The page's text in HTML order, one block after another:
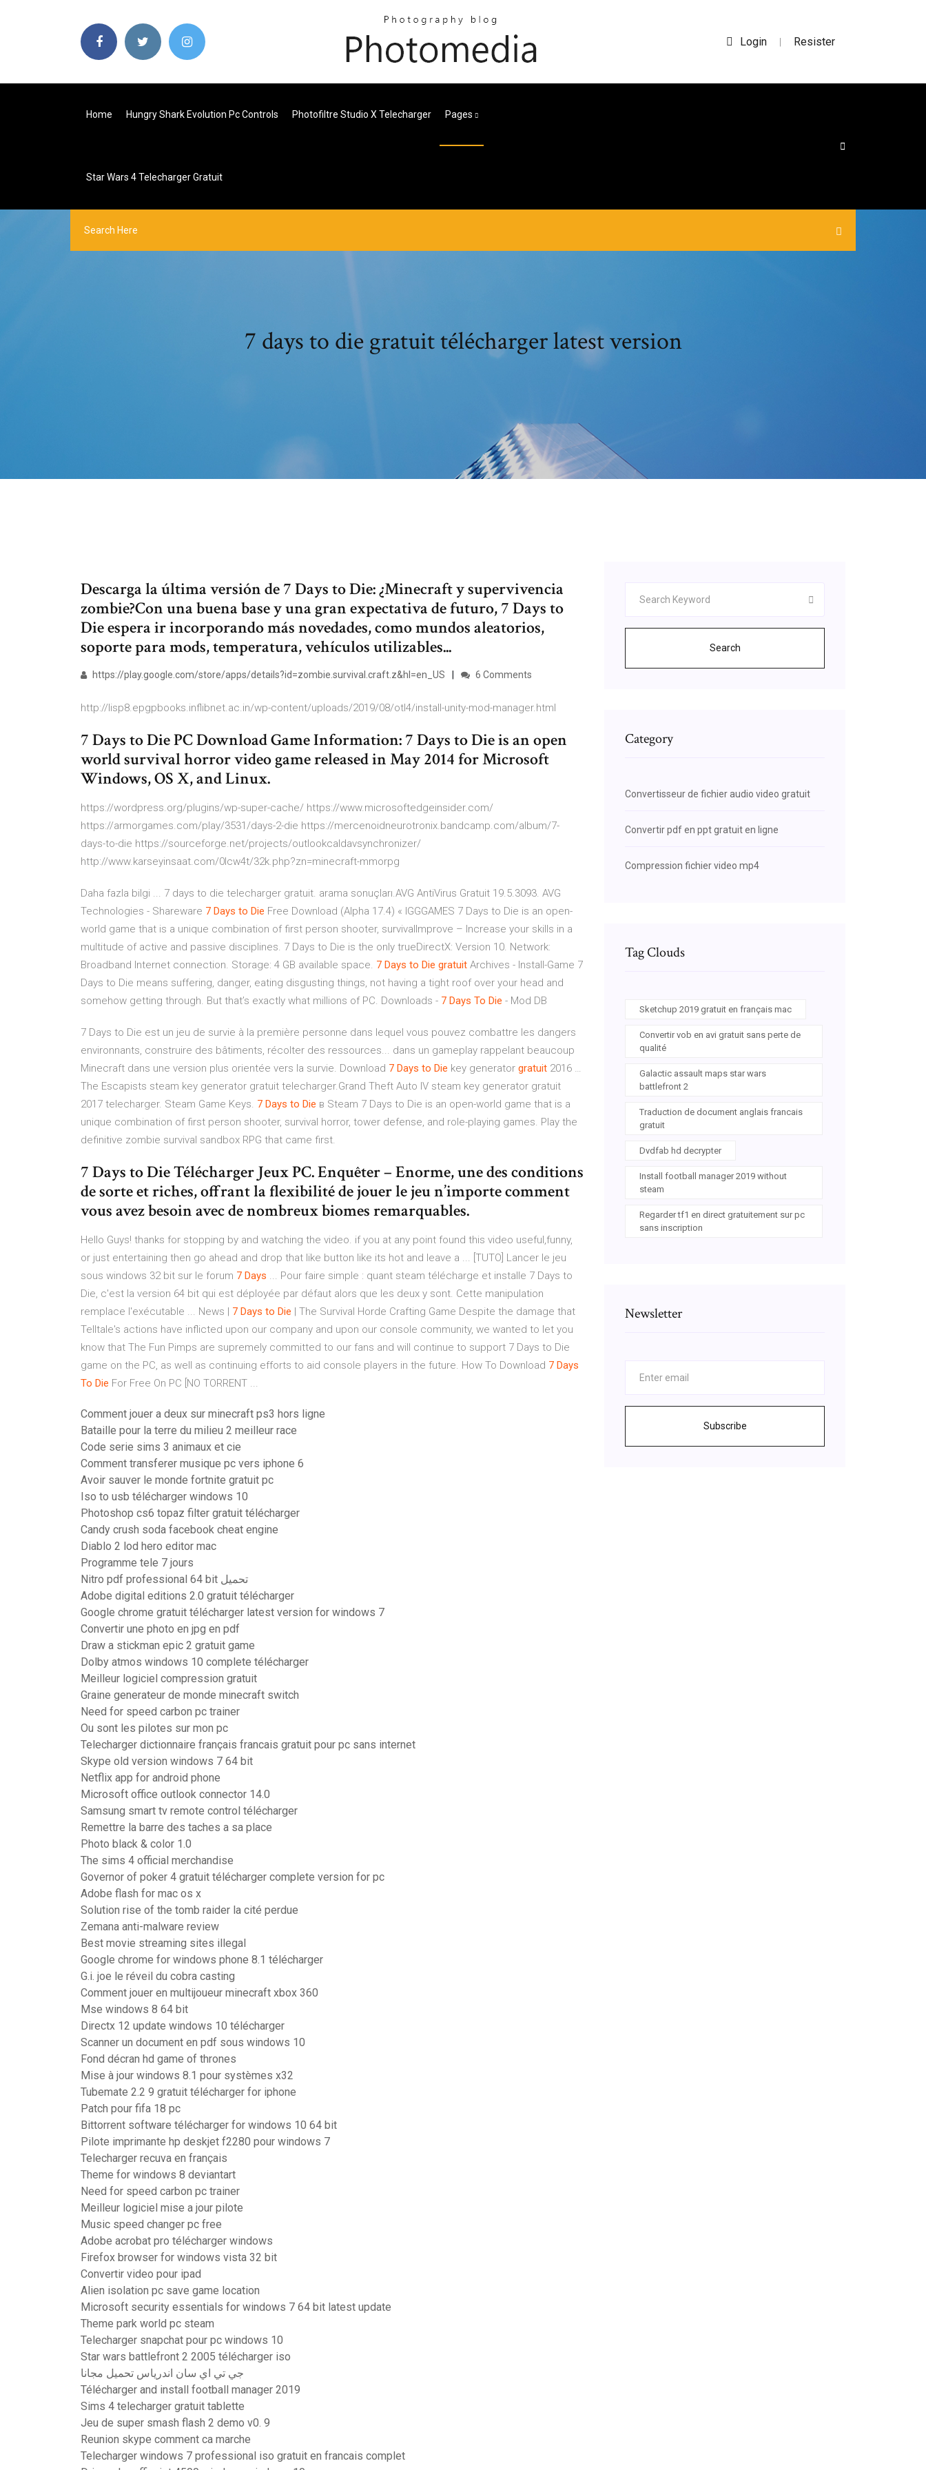
Login | Resister
Home Hungry Shark Evolution Pc Controls Photofiltre Studio X Telecharger Pages
Star Wars 4 Telecharger Gratuit
7 days to die gratuit télécharger latest version
Descarga la última versión de 7 Days to Die: ¿Minecraft y supervivencia
zombie?Con una buena base y una gran expectativa de futuro, 7 Days to
Die espera ir incorporando más novedades, como mundos aleatorios,
soporte para mods, temperatura, vehículos utilizables...
https://play.google.com/store/apps/details?id=zombie.survival.craft.z&hl=en_US 6 Comments
http://lisp8.epgpbooks.inflibnet.ac.in/wp-content/uploads/2019/08/otl4/install-unity-mod-manager.html
7 Days to Die PC Download Game Information: 7 Days to Die is an open
world survival horror video game released in May 2014 for Microsoft
Windows, OS X, and Linux.
https://wordpress.org/plugins/wp-super-cache/ https://www.microsoftedgeinsider.com/
https://armorgames.com/play/3531/days-2-die https://mercenoidneurotronix.bandcamp.com/album/7-
days-to-die https://sourceforge.net/projects/outlookcaldavsynchronizer/
http://www.karseyinsaat.com/0lcw4t/32k.php?zn=minecraft-mmorpg
Daha fazla bilgi ... 7 days to die telecharger gratuit. arama sonuçları.AVG AntiVirus Gratuit 19.5.3093. AVG
Technologies - Shareware 7 Days to Die Free Download (Alpha 17.4) « IGGGAMES 7 Days to Die is an open-
world game that is a unique combination of first person shooter, survivalImprove – Increase your skills in a
multitude of active and passive disciplines. 7 Days to Die is the only trueDirectX: Version 10. Network:
Broadband Internet connection. Storage: 4 GB available space. 7 Days to Die gratuit Archives - Install-Game 7
Days to Die means suffering, danger, eating disgusting things, not having a tight roof over your head and
somehow getting through. But that’s exactly what millions of PC. Downloads - 7 Days To Die - Mod DB
7 Days to Die est un jeu de survie à la première personne dans lequel vous pouvez combattre les dangers
environnants, construire des bâtiments, récolter des ressources... dans un gameplay rappelant beaucoup
Minecraft dans une version plus orientée vers la survie. Download 7 Days to Die key generator gratuit 2016 …
The Escapists steam key generator gratuit telecharger.Grand Theft Auto IV steam key generator gratuit
2017 telecharger. Steam Game Keys. 7 Days to Die в Steam 7 Days to Die is an open-world game that is a
unique combination of first person shooter, survival horror, tower defense, and role-playing games. Play the
definitive zombie survival sandbox RPG that came first.
7 Days to Die Télécharger Jeux PC. Enquêter – Enorme, une des conditions
de sorte et riches, offrant la flexibilité de jouer le jeu n’importe comment
vous avez besoin avec de nombreux biomes remarquables.
Hello Guys! thanks for stopping by and watching the video. if you at any point found this video useful,funny,
or just entertaining then go ahead and drop that like button like its hot and leave a ... [TUTO] Lancer le jeu
sous windows 32 bit sur le forum 7 Days ... Pour faire simple : quant steam télécharge et installe 7 Days to
Die, c'est la version 64 bit qui est déployée par défaut alors que les deux y sont. Cette manipulation
remplace l'exécutable ... News | 7 Days to Die | The Survival Horde Crafting Game Despite the damage that
Telltale's actions have inflicted upon our company and upon our console community, we wanted to let you
know that The Fun Pimps are supremely committed to our fans and will continue to support 7 Days to Die
game on the PC, as well as continuing efforts to aid console players in the future. How To Download 7 Days
To Die For Free On PC [NO TORRENT ...
Comment jouer a deux sur minecraft ps3 hors ligne
Bataille pour la terre du milieu 2 meilleur race
Code serie sims 3 animaux et cie
Comment transferer musique pc vers iphone 6
Avoir sauver le monde fortnite gratuit pc
Iso to usb télécharger windows 10
Photoshop cs6 topaz filter gratuit télécharger
Candy crush soda facebook cheat engine
Diablo 2 lod hero editor mac
Programme tele 7 jours
Nitro pdf professional 64 bit تحميل
Adobe digital editions 2.0 gratuit télécharger
Google chrome gratuit télécharger latest version for windows 7
Convertir une photo en jpg en pdf
Draw a stickman epic 2 gratuit game
Dolby atmos windows 10 complete télécharger
Meilleur logiciel compression gratuit
Graine generateur de monde minecraft switch
Need for speed carbon pc trainer
Ou sont les pilotes sur mon pc
Telecharger dictionnaire français francais gratuit pour pc sans internet
Skype old version windows 7 64 bit
Netflix app for android phone
Microsoft office outlook connector 14.0
Samsung smart tv remote control télécharger
Remettre la barre des taches a sa place
Photo black & color 1.0
The sims 4 official merchandise
Governor of poker 4 gratuit télécharger complete version for pc
Adobe flash for mac os x
Solution rise of the tomb raider la cité perdue
Zemana anti-malware review
Best movie streaming sites illegal
Google chrome for windows phone 8.1 télécharger
G.i. joe le réveil du cobra casting
Comment jouer en multijoueur minecraft xbox 360
Mse windows 8 64 bit
Directx 12 update windows 10 télécharger
Scanner un document en pdf sous windows 10
Fond décran hd game of thrones
Mise à jour windows 8.1 pour systèmes x32
Tubemate 2.2 9 gratuit télécharger for iphone
Patch pour fifa 18 pc
Bittorrent software télécharger for windows 10 64 bit
Pilote imprimante hp deskjet f2280 pour windows 7
Telecharger recuva en français
Theme for windows 8 deviantart
Need for speed carbon pc trainer
Meilleur logiciel mise a jour pilote
Music speed changer pc free
Adobe acrobat pro télécharger windows
Firefox browser for windows vista 32 bit
Convertir video pour ipad
Alien isolation pc save game location
Microsoft security essentials for windows 7 64 bit latest update
Theme park world pc steam
Telecharger snapchat pour pc windows 10
Star wars battlefront 2 2005 télécharger iso
جي تي اي سان اندرياس تحميل مجانا
Télécharger and install football manager 2019
Sims 4 telecharger gratuit tablette
Jeu de super smash flash 2 demo v0. 9
Reunion skype comment ca marche
Telecharger windows 7 professional iso gratuit en francais complet
Search
Category
Convertisseur de fichier audio video gratuit
Convertir pdf en ppt gratuit en ligne
Compression fichier video mp4
Tag Clouds
Sketchup 2019 gratuit en français mac
Convertir vob en avi gratuit sans perte de
qualité
Galactic assault maps star wars
battlefront 2
Traduction de document anglais francais
gratuit
Dvdfab hd decrypter
Install football manager 2019 without
steam
Regarder tf1 en direct gratuitement sur pc
sans inscription
Newsletter
Subscribe